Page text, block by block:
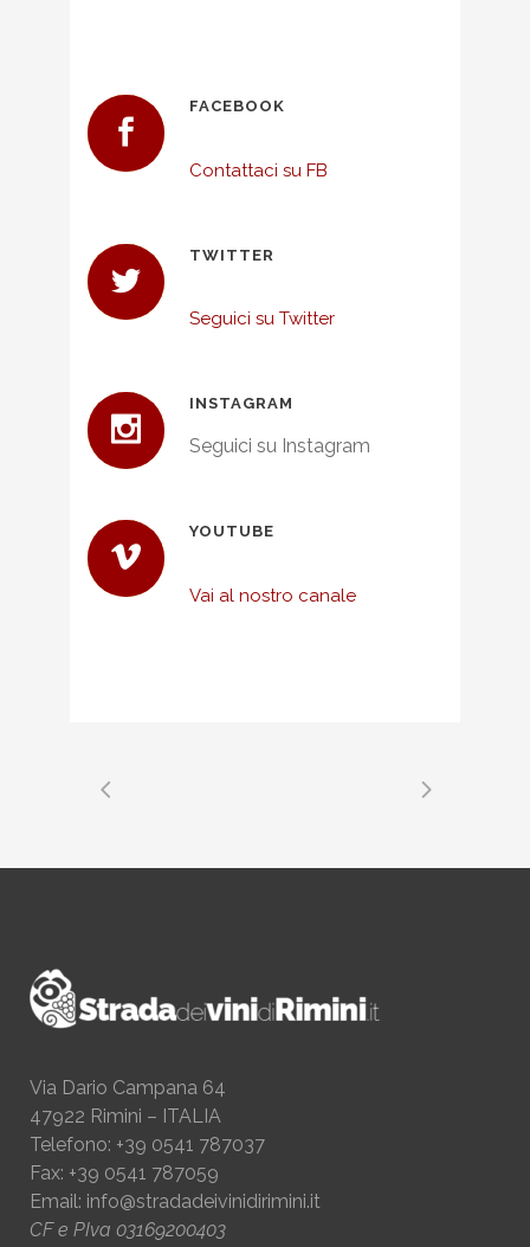
FACEBOOK
Contattaci su FB
TWITTER
Seguici su Twitter
INSTAGRAM
Seguici su Instagram
YOUTUBE
Vai al nostro canale
Via Dario Campana 64
47922 Rimini – ITALIA
Telefono: +39 0541 787037
Fax: +39 0541 787059
Email: info@stradadeivinidirimini.it
CF e PIva 03169200403